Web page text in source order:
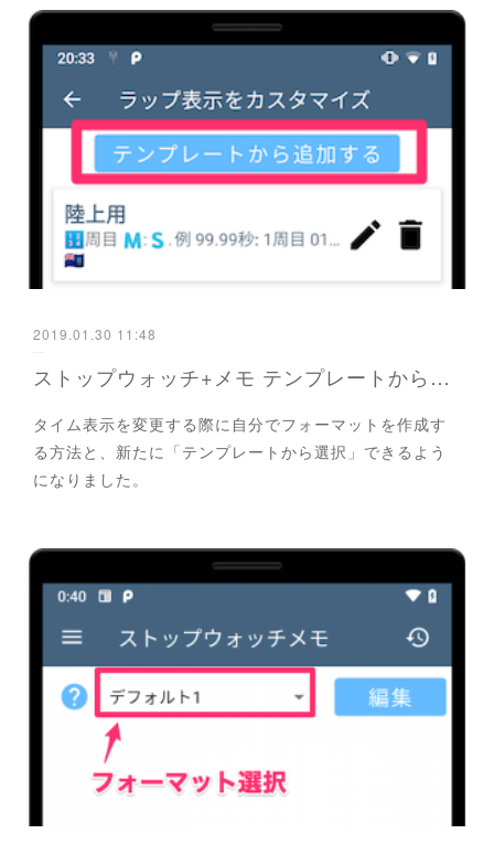
2019.01.30 11:48
ストップウォッチ+メモ テンプレートから選択できるようになりました
タイム表示を変更する際に自分でフォーマットを作成す
る方法と、新たに「テンプレートから選択」できるよう
になりました。